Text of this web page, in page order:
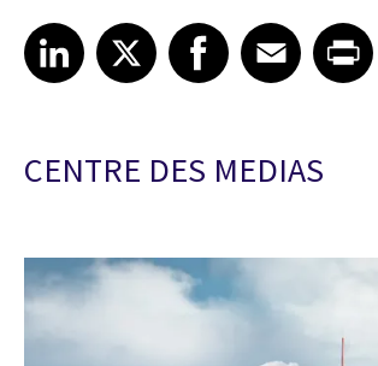
Share article on LinkedIn
LinkedIn
Share article on XShare article on Facebook
Facebook
Share article on Email
EmailShare article
CENTRE DES MEDIAS